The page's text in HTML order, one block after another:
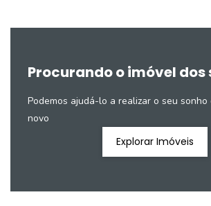
Procurando o imóvel dos
Podemos ajudá-lo a realizar o seu sonho
novo
Explorar Imóveis